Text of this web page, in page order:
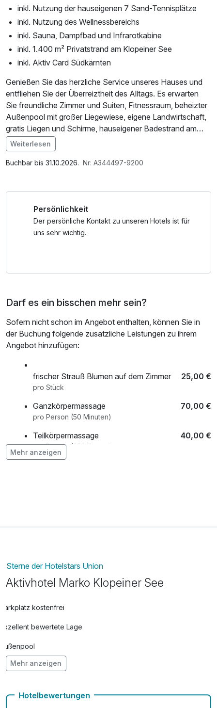
inkl. Nutzung der hauseigenen 7 Sand-Tennisplätze
inkl. Nutzung des Wellnessbereichs
inkl. Sauna, Dampfbad und Infrarotkabine
inkl. 1.400 m² Privatstrand am Klopeiner See
inkl. Aktiv Card Südkärnten
Genießen Sie das herzliche Service unseres Hauses und
entfliehen Sie der Überreiztheit des Alltags. Es erwarten
Sie freundliche Zimmer und Suiten, Fitnessraum, beheizter
Außenpool mit großer Liegewiese, eigene Landwirtschaft,
gratis Liegen und Schirme, hauseigener Badestrand am
Klopeiner See, Sauna, Dampfbad und Infrarotkabine, 7
Sandtennisplätze, Fahrräder, ein 3 km entfernter Golfplatz
u.v.m.
*Aktiv Card Südkärnten
Mit dem Aktiv Card Südkärnten Programm erlebst du viele
* gratis, schon ab einer Übernachtung in der Region
* bei einer Buchung in den teilnehmenden
Unterkunftsbetrieben
* für die Dauer Ihres gesamten Aufenthaltes
Im Angebot enthalten
1 Flasche Mineralwasser, Saunabenutzung, Saunatuch,
Shuttleservice vom/zum Bahnhof
Weiterlesen
Buchbar bis 31.10.2026. Nr: A344497-9200
Persönlichkeit
Der persönliche Kontakt zu unseren Hotels ist für
uns sehr wichtig.
Darf es ein bisschen mehr sein?
Sofern nicht schon im Angebot enthalten, können Sie in
der Buchung folgende zusätzliche Leistungen zu ihrem
Angebot hinzufügen:
frischer Strauß Blumen auf dem Zimmer 25,00 €
pro Stück
Ganzkörpermassage 70,00 €
pro Person (50 Minuten)
Teilkörpermassage 40,00 €
pro Person (25 Minuten)
Mehr anzeigen
Sterne der Hotelstars Union
Aktivhotel Marko Klopeiner See
Parkplatz kostenfrei
Exzellent bewertete Lage
Außenpool
Vielseitiger Wellnessbereich
Mehr anzeigen
Hotelbewertungen